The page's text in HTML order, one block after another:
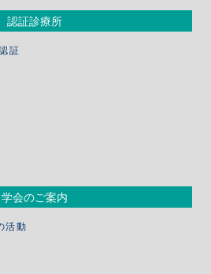
認証診療所
証
学会のご案内
活動